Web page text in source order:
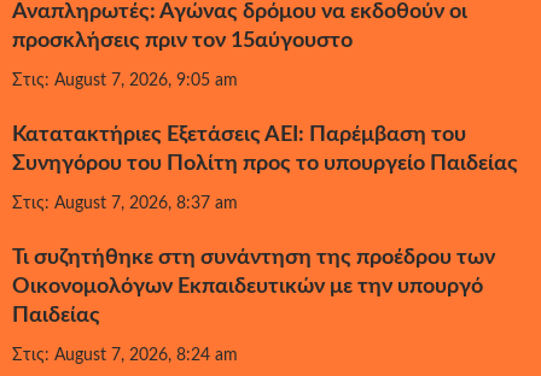
Αναπληρωτές: Αγώνας δρόμου να εκδοθούν οι
προσκλήσεις πριν τον 15αύγουστο
Στις: August 7, 2026, 9:05 am
Κατατακτήριες Εξετάσεις ΑΕΙ: Παρέμβαση του
Συνηγόρου του Πολίτη προς το υπουργείο Παιδείας
Στις: August 7, 2026, 8:37 am
Τι συζητήθηκε στη συνάντηση της προέδρου των
Οικονομολόγων Εκπαιδευτικών με την υπουργό
Παιδείας
Στις: August 7, 2026, 8:24 am